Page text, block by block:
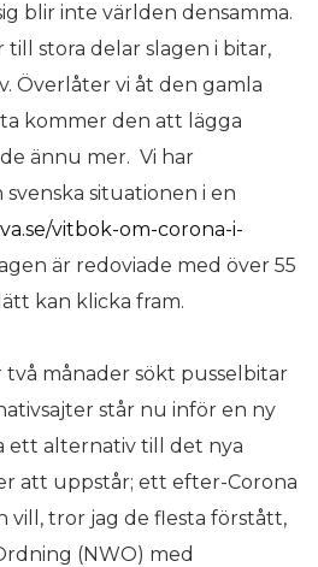
blir inte världen densamma.
till stora delar slagen i bitar,
Överlåter vi åt den gamla
kommer den att lägga
ännu mer. Vi har
situationen i en
vitbok-om-corona-i-
är redoviade med över 55
kan klicka fram.
två månader sökt pusselbitar
står nu inför en ny
alternativ till det nya
att uppstår; ett efter-Corona
vill, tror jag de flesta förstått,
(NWO) med